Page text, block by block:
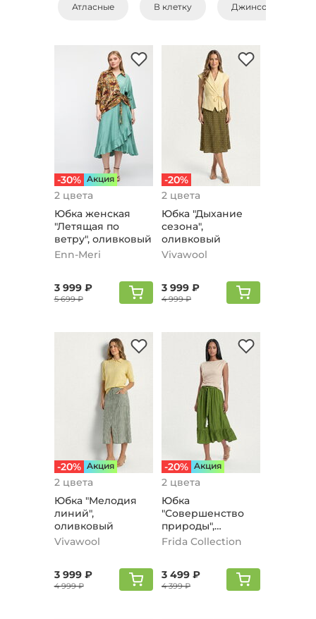
Атласные В клетку Джинсовые
-30% Aкция
2 цвета
Юбка женская
"Летящая по
ветру", оливковый
Enn-Meri
3 999 ₽
5 699 ₽
-20%
2 цвета
Юбка "Дыхание
сезона",
оливковый
Vivawool
3 999 ₽
4 999 ₽
-20% Aкция
2 цвета
Юбка "Мелодия
линий",
оливковый
Vivawool
3 999 ₽
4 999 ₽
-20% Aкция
2 цвета
Юбка
"Совершенство
природы",
зеленый
Frida Collection
3 499 ₽
4 399 ₽